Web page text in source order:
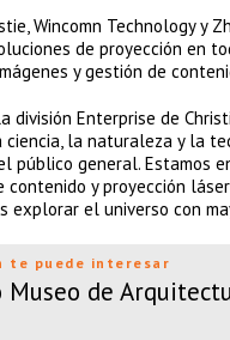
Wincomn Technology y
de proyección en
y gestión de
Enterprise de
la naturaleza y la
público general. Estamos
y proyección
el universo con
te puede interesar
Museo de